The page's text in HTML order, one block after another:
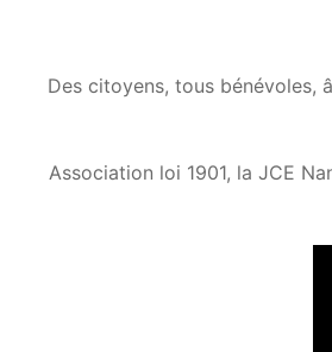
Des citoyens, tous bénévoles,
Association loi 1901, la JCE